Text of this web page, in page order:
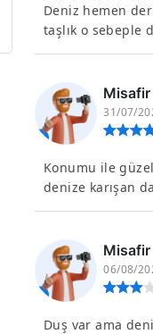
Deniz hemen
taşlık o sebeple
Misafir
31/07/
Konumu ile
denize karışan
Misafir
06/08/
Duş var ama